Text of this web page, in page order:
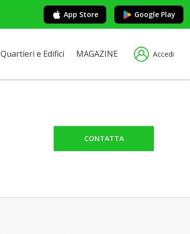
App Store Google Play
Quartieri e Edifici MAGAZINE Accedi
CONTATTA